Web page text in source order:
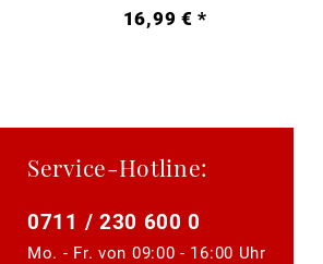
16,99 € *
Service-Hotline:
0711 / 230 600 0
Mo. - Fr. von 09:00 - 16:00 Uhr